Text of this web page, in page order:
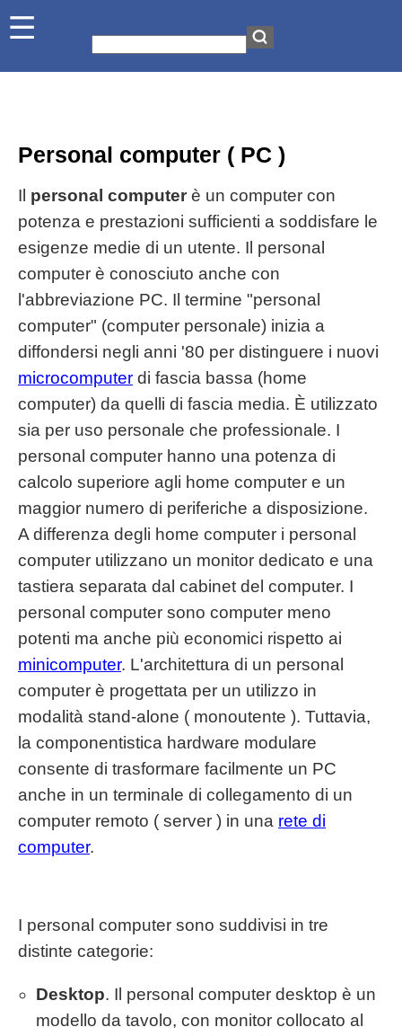
Personal computer ( PC )
Il personal computer è un computer con
potenza e prestazioni sufficienti a soddisfare le
esigenze medie di un utente. Il personal
computer è conosciuto anche con
l'abbreviazione PC. Il termine "personal
computer" (computer personale) inizia a
diffondersi negli anni '80 per distinguere i nuovi
microcomputer di fascia bassa (home
computer) da quelli di fascia media. È utilizzato
sia per uso personale che professionale. I
personal computer hanno una potenza di
calcolo superiore agli home computer e un
maggior numero di periferiche a disposizione.
A differenza degli home computer i personal
computer utilizzano un monitor dedicato e una
tastiera separata dal cabinet del computer. I
personal computer sono computer meno
potenti ma anche più economici rispetto ai
minicomputer. L'architettura di un personal
computer è progettata per un utilizzo in
modalità stand-alone ( monoutente ). Tuttavia,
la componentistica hardware modulare
consente di trasformare facilmente un PC
anche in un terminale di collegamento di un
computer remoto ( server ) in una rete di
computer.
I personal computer sono suddivisi in tre
distinte categorie:
Desktop. Il personal computer desktop è un
modello da tavolo, con monitor collocato al